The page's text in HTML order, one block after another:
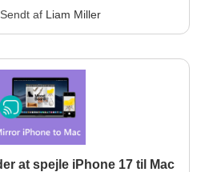
Sendt af Liam Miller
at spejle iPhone 17 til Mac